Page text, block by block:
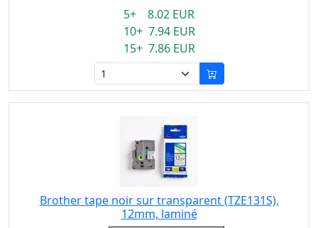
5+ 8.02 EUR
10+ 7.94 EUR
15+ 7.86 EUR
Brother tape noir sur transparent (TZE131S),
12mm, laminé